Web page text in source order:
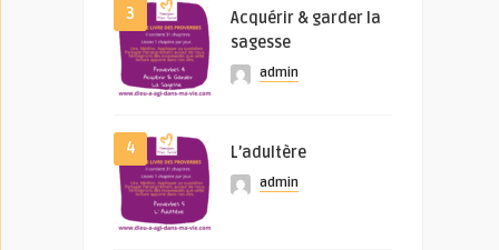
3
Acquérir & garder la
sagesse
admin
4 L’adultère
admin